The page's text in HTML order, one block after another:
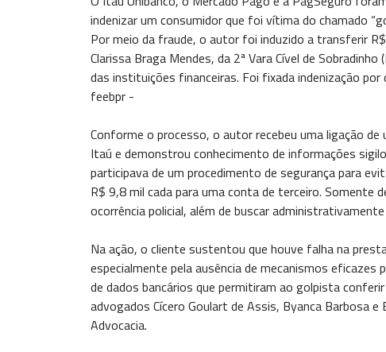
indenizar um consumidor que foi vítima do chamado
Por meio da fraude, o autor foi induzido a transferir
Clarissa Braga Mendes, da 2ª Vara Cível de
das instituições financeiras. Foi fixada indenização
feebpr -
Conforme o processo, o autor recebeu uma ligação
Itaú e demonstrou conhecimento de informações
participava de um procedimento de segurança para
R$ 9,8 mil cada para uma conta de terceiro. Somente
ocorrência policial, além de buscar
Na ação, o cliente sustentou que houve falha na
especialmente pela ausência de mecanismos
de dados bancários que permitiram ao golpista
advogados Cícero Goulart de Assis, Byanca Barbosa
Advocacia.